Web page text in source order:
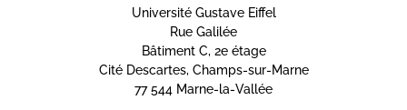
Université Gustave Eiffel
Rue Galilée
Bâtiment C, 2e étage
Cité Descartes, Champs-sur-Marne
77 544 Marne-la-Vallée